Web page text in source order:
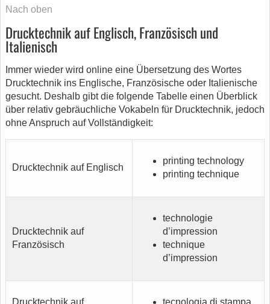
Nach oben
Drucktechnik auf Englisch, Französisch und
Italienisch
Immer wieder wird online eine Übersetzung des Wortes
Drucktechnik ins Englische, Französische oder Italienische
gesucht. Deshalb gibt die folgende Tabelle einen Überblick
über relativ gebräuchliche Vokabeln für Drucktechnik, jedoch
ohne Anspruch auf Vollständigkeit:
Drucktechnik auf Englisch
printing technology
printing technique
Drucktechnik auf
Französisch
technologie
d’impression
technique
d’impression
Drucktechnik auf
tecnologia di stampa